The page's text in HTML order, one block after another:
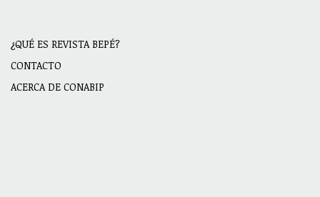
Menu
secundario
¿QUÉ ES REVISTA BEPÉ?
CONTACTO
ACERCA DE CONABIP